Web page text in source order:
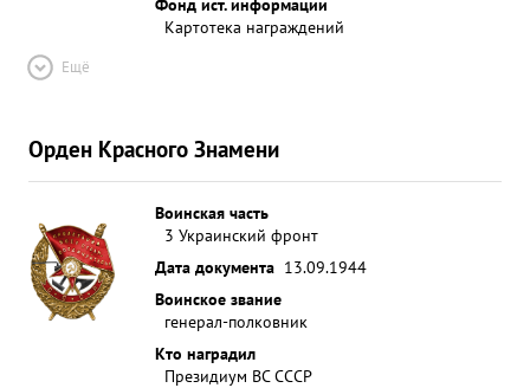
Картотека награждений
Ещё
Орден Красного Знамени
Воинская часть
3 Украинский фронт
Дата документа 13.09.1944
Воинское звание
генерал-полковник
Кто наградил
Президиум ВС СССР